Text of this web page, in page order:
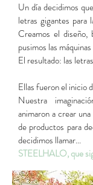
Un día decidimos
letras gigantes para
Creamos el diseño,
pusimos las
El resultado: las
Ellas fueron el inicio
Nuestra
animaron a crear
de productos para
decidimos llamar...
STEELHALO, que